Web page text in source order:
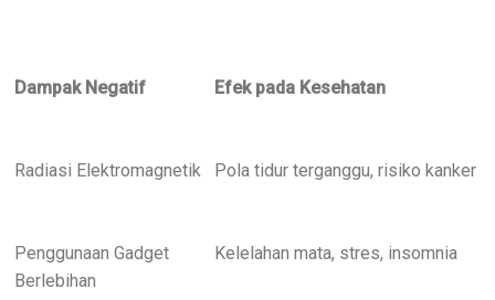
Dampak Negatif Efek pada Kesehatan
Radiasi Elektromagnetik Pola tidur terganggu, risiko kanker
Penggunaan Gadget
Berlebihan
Kelelahan mata, stres, insomnia